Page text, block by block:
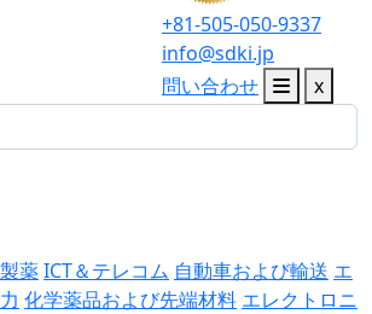
+81-505-050-9337
info@sdki.jp
問い合わせ
x
薬ICT＆テレコム 自動車および輸送 エ
化学薬品および先端材料 エレクトロニ